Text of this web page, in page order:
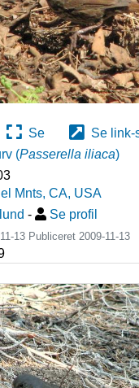
Se
Se link-
(Passerella iliaca)
Mnts, CA, USA
- Se profil
13 Publiceret 2009-11-13